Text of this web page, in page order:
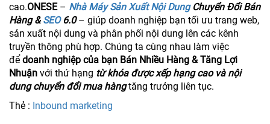
cao.ONESE– Nhà Máy Sản Xuất Nội DungChuyển Đổi Bán
Hàng &SEO6.0– giúp doanh nghiệp bạn tối ưu trang web,
sản xuất nội dung và phân phối nội dung lên các kênh
truyền thông phù hợp. Chúng ta cùng nhau làm việc
để doanh nghiệp của bạn Bán Nhiều Hàng & Tăng Lợi
Nhuận với thứ hạng từ khóa được xếp hạng cao và nội
dung chuyển đổi mua hàngtăng trưởng liên tục.
Thẻ : Inbound marketing